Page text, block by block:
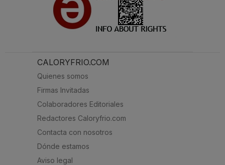
CALORYFRIO.COM
Quienes somos
Firmas Invitadas
Colaboradores Editoriales
Redactores Caloryfrio.com
Contacta con nosotros
Dónde estamos
Aviso legal